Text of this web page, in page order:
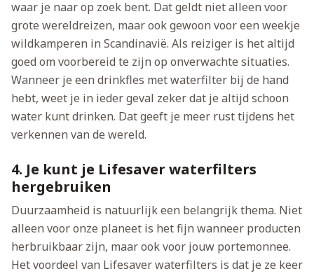
waar je naar op zoek bent. Dat geldt niet alleen voor
grote wereldreizen, maar ook gewoon voor een weekje
wildkamperen in Scandinavië. Als reiziger is het altijd
goed om voorbereid te zijn op onverwachte situaties.
Wanneer je een drinkfles met waterfilter bij de hand
hebt, weet je in ieder geval zeker dat je altijd schoon
water kunt drinken. Dat geeft je meer rust tijdens het
verkennen van de wereld.
4. Je kunt je Lifesaver waterfilters
hergebruiken
Duurzaamheid is natuurlijk een belangrijk thema. Niet
alleen voor onze planeet is het fijn wanneer producten
herbruikbaar zijn, maar ook voor jouw portemonnee.
Het voordeel van Lifesaver waterfilters is dat je ze keer